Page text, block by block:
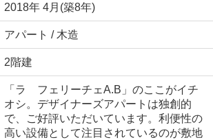
2018年 4月(築8年)
アパート / 木造
2階建
「ラ フェリーチェA.B」のここがイチ
オシ。デザイナーズアパートは独創的
で、ご好評いただいています。利便性の
高い設備として注目されているのが敷地